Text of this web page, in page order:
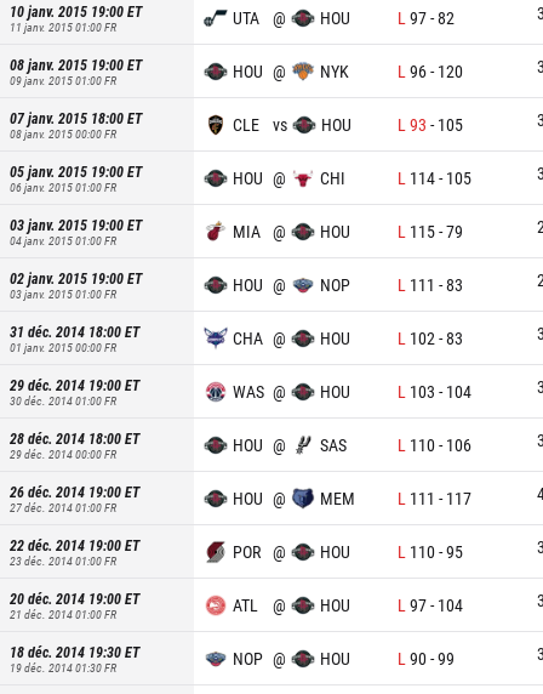
10 janv. 2015 19:00ET
11 janv. 2015 01:00FR UTA @ HOU L 97-82
08 janv. 2015 19:00ET
09 janv. 2015 01:00FR HOU @ NYK L 96- 120
07 janv. 2015 18:00ET
08 janv. 2015 00:00FR CLE vs HOU L 93 - 105
05 janv. 2015 19:00ET
06 janv. 2015 01:00FR HOU @ CHI L 114- 105
03 janv. 2015 19:00ET
04 janv. 2015 01:00FR MIA @ HOU L 115-79
02 janv. 2015 19:00ET
03 janv. 2015 01:00FR HOU @ NOP L 111 -83
31 déc. 2014 18:00ET
01 janv. 2015 00:00FR CHA @ HOU L 102 -83
29 déc. 2014 19:00ET
30 déc. 2014 01:00FR WAS @ HOU L 103 - 104
28 déc. 2014 18:00ET
29 déc. 2014 00:00FR HOU @ SAS L 110- 106
26 déc. 2014 19:00ET
27 déc. 2014 01:00FR HOU @ MEM L 111 - 117
22 déc. 2014 19:00ET
23 déc. 2014 01:00FR POR @ HOU L 110-95
20 déc. 2014 19:00ET
21 déc. 2014 01:00FR ATL @ HOU L 97- 104
18 déc. 2014 19:30ET
19 déc. 2014 01:30FR NOP @ HOU L 90-99